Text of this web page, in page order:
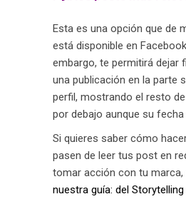
Esta es una opción que de
está disponible en
embargo, te permitirá dejar
una publicación en la parte
perfil, mostrando el resto
por debajo aunque su
Si quieres saber cómo
pasen de leer tus post en
tomar acción con tu marca,
nuestra guía: del